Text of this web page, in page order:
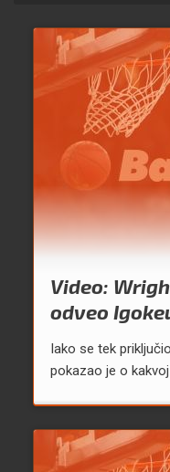
Video:
odveo
Iako se tek
pokazao je o